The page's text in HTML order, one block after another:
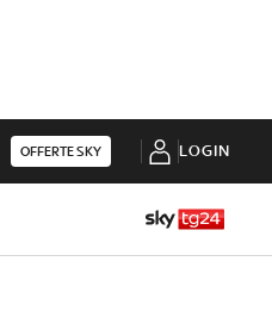
OFFERTE SKY LOGIN